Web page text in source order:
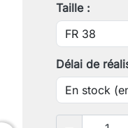
Taille :
Délai de